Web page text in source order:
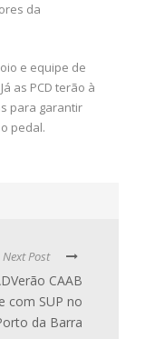
da
e equipe de
as PCD terão à
para garantir
pedal.
Next Post
CAAB
com SUP no
da Barra